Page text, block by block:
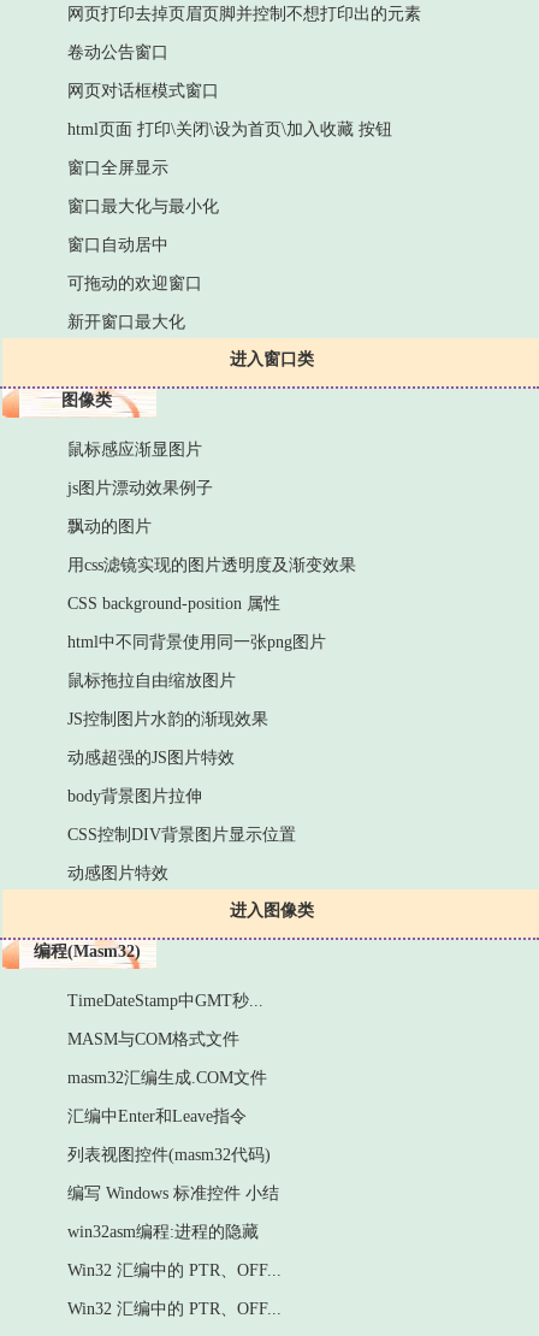
进入窗口类
网页打印去掉页眉页脚并控制不想打印出的元素
卷动公告窗口
网页对话框模式窗口
html页面 打印\关闭\设为首页\加入收藏 按钮
窗口全屏显示
窗口最大化与最小化
窗口自动居中
可拖动的欢迎窗口
新开窗口最大化
图像类
进入图像类
鼠标感应渐显图片
js图片漂动效果例子
飘动的图片
用css滤镜实现的图片透明度及渐变效果
CSS background-position 属性
html中不同背景使用同一张png图片
鼠标拖拉自由缩放图片
JS控制图片水韵的渐现效果
动感超强的JS图片特效
body背景图片拉伸
CSS控制DIV背景图片显示位置
动感图片特效
编程(Masm32)
TimeDateStamp中GMT秒...
MASM与COM格式文件
masm32汇编生成.COM文件
汇编中Enter和Leave指令
列表视图控件(masm32代码)
编写 Windows 标准控件 小结
win32asm编程:进程的隐藏
Win32 汇编中的 PTR、OFF...
Win32 汇编中的 PTR、OFF...